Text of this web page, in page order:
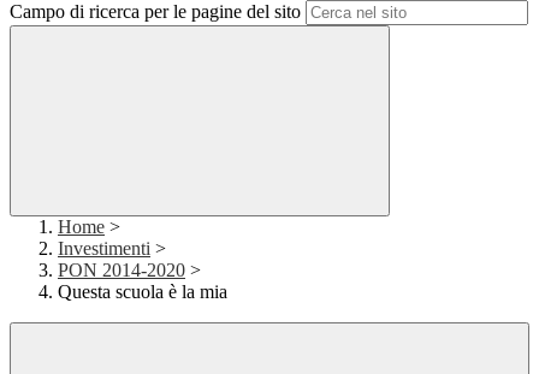
Campo di ricerca per le pagine del sito
Home >
Investimenti >
PON 2014-2020 >
Questa scuola è la mia